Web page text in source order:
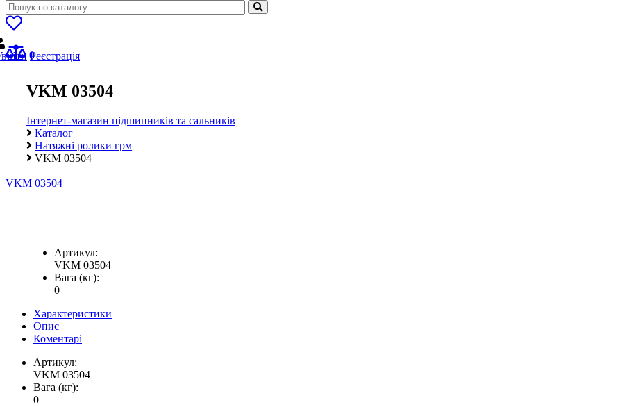
0
Реєстрація
VKM 03504
Інтернет-магазин підшипників та сальників
Каталог
Натяжні ролики грм
VKM 03504
VKM 03504
Артикул:
VKM 03504
Вага (кг):
0
Характеристики
Опис
Коментарі
Артикул:
VKM 03504
Вага (кг):
0